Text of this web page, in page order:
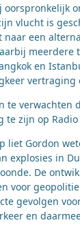
vlucht is
naar een
meerdere
en
vertraging
te verwachten
te zijn op Radio
liet Gordon
explosies in
De
voor
gevolgen
en